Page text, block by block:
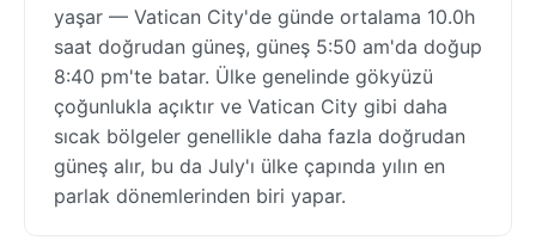
yaşar — Vatican City'de günde ortalama 10.0h
saat doğrudan güneş, güneş 5:50 am'da doğup
8:40 pm'te batar. Ülke genelinde gökyüzü
çoğunlukla açıktır ve Vatican City gibi daha
sıcak bölgeler genellikle daha fazla doğrudan
güneş alır, bu da July'ı ülke çapında yılın en
parlak dönemlerinden biri yapar.